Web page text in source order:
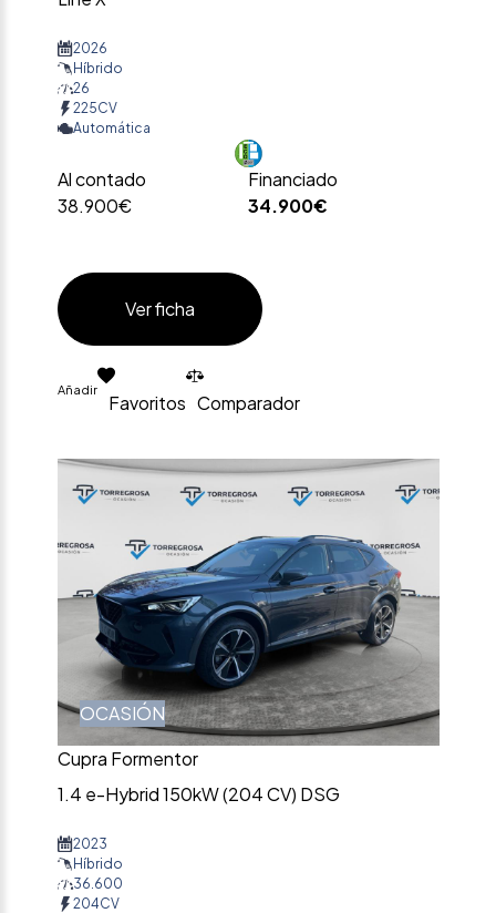
2026
Híbrido
26
225CV
Automática
Al contado
38.900€
Financiado
34.900€
Ver ficha
Añadir
Favoritos Comparador
OCASIÓN
Cupra Formentor
1.4 e-Hybrid 150kW (204 CV) DSG
2023
Híbrido
36.600
204CV